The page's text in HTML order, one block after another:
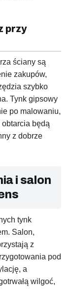
przy
ściany są
zakupów,
szybko
Tynk gipsowy
po malowaniu,
będą
z dobrze
i salon
tynk
Salon,
z
pod
a
wilgoć,